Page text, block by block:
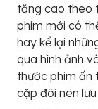
tăng cao theo
phim mới có
hay kể lại
qua hình ảnh
thước phim ấn
cặp đôi nên